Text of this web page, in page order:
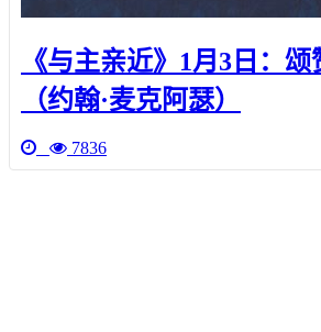
《与主亲近》1月3日：
（约翰·麦克阿瑟）
7836